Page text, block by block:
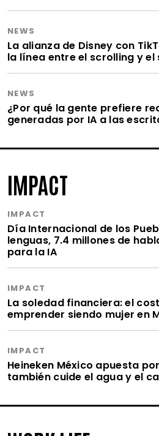
NEWS
La alianza de Disney con
la línea entre el scrolling y
NEWS
¿Por qué la gente prefiere
generadas por IA a las
IMPACT
IMPACT
Día Internacional de los
lenguas, 7.4 millones de
para la IA
IMPACT
La soledad financiera: el
emprender siendo mujer en
IMPACT
Heineken México apuesta
también cuide el agua y el